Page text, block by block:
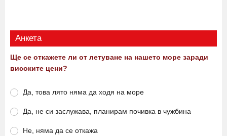
Анкета
Ще се откажете ли от летуване на нашето море заради
високите цени?
Да, това лято няма да ходя на море
Да, не си заслужава, планирам почивка в чужбина
Не, няма да се откажа